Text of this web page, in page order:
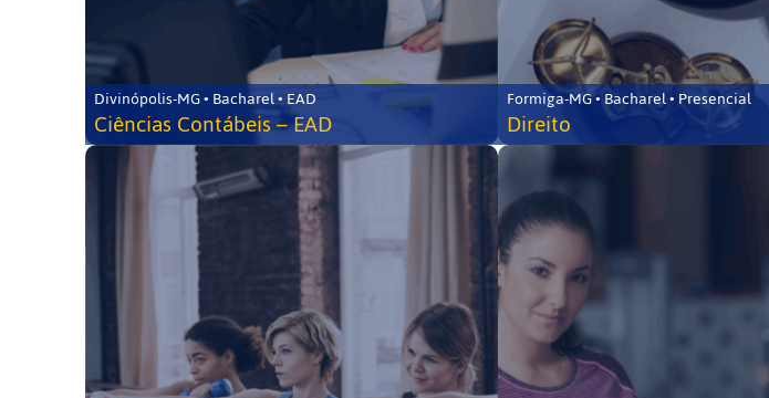
Divinópolis-MG • Bacharel • EAD
Ciências Contábeis – EAD
Formiga-MG • Bacharel • Presencial
Direito